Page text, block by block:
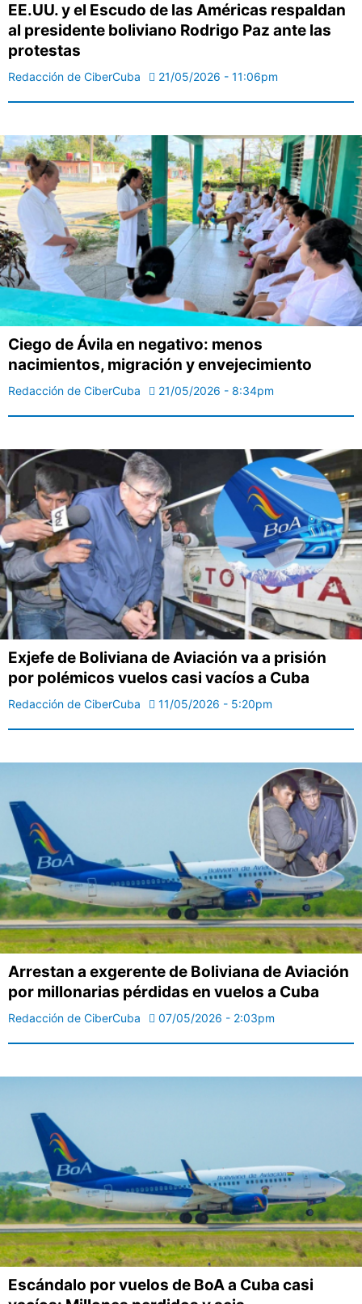
EE.UU. y el Escudo de las Américas respaldan
al presidente boliviano Rodrigo Paz ante las
protestas
Redacción de CiberCuba 21/05/2026 - 11:06pm
Ciego de Ávila en negativo: menos
nacimientos, migración y envejecimiento
Redacción de CiberCuba 21/05/2026 - 8:34pm
Exjefe de Boliviana de Aviación va a prisión
por polémicos vuelos casi vacíos a Cuba
Redacción de CiberCuba 11/05/2026 - 5:20pm
Arrestan a exgerente de Boliviana de Aviación
por millonarias pérdidas en vuelos a Cuba
Redacción de CiberCuba 07/05/2026 - 2:03pm
Escándalo por vuelos de BoA a Cuba casi